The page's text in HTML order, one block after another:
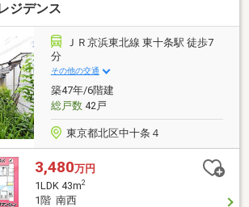
ジデンス
ＪＲ京浜東北線 東十条駅 徒歩7
分
その他の交通
築47年/6階建
総戸数42戸
東京都北区中十条４
3,480万円
1LDK 43m2
1階 南西